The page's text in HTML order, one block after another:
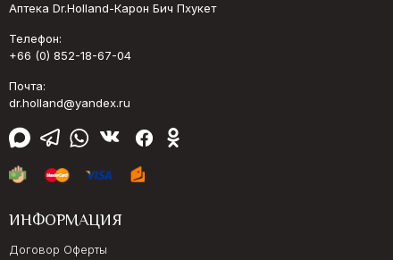
Аптека Dr.Holland-Карон Бич Пхукет
Телефон:
+66 (0) 852-18-67-04
Почта:
dr.holland@yandex.ru
ИНФОРМАЦИЯ
Договор Оферты